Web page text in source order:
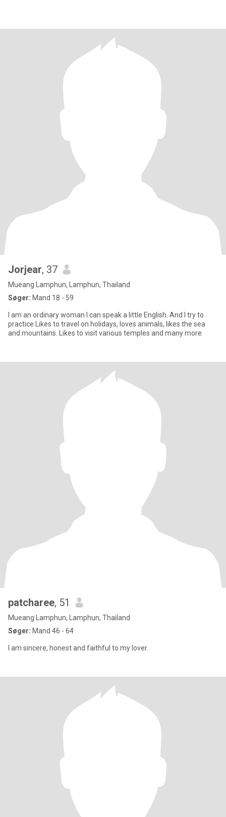
Jorjear, 37
Mueang Lamphun, Lamphun, Thailand
Søger: Mand 18 - 59
I am an ordinary woman I can speak a little English. And I try to
practice Likes to travel on holidays, loves animals, likes the sea
and mountains. Likes to visit various temples and many more.
patcharee, 51
Mueang Lamphun, Lamphun, Thailand
Søger: Mand 46 - 64
I am sincere, honest and faithful to my lover.